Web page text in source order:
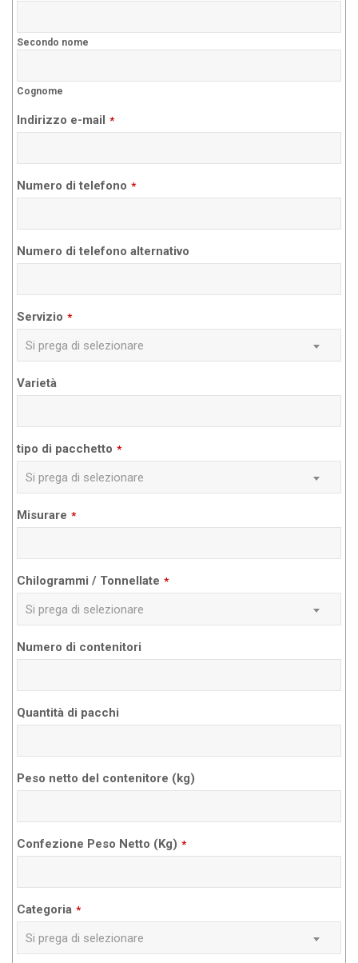
Secondo nome
Cognome
Email *
Indirizzo e-mail *
Numero di telefono *
Numero di telefono alternativo
Servizio *
Si prega di selezionare
Varietà
tipo di pacchetto *
Si prega di selezionare
Misurare *
Chilogrammi / Tonnellate *
Si prega di selezionare
Numero di contenitori
Quantità di pacchi
Peso netto del contenitore (kg)
Confezione Peso Netto (Kg) *
Categoria *
Si prega di selezionare